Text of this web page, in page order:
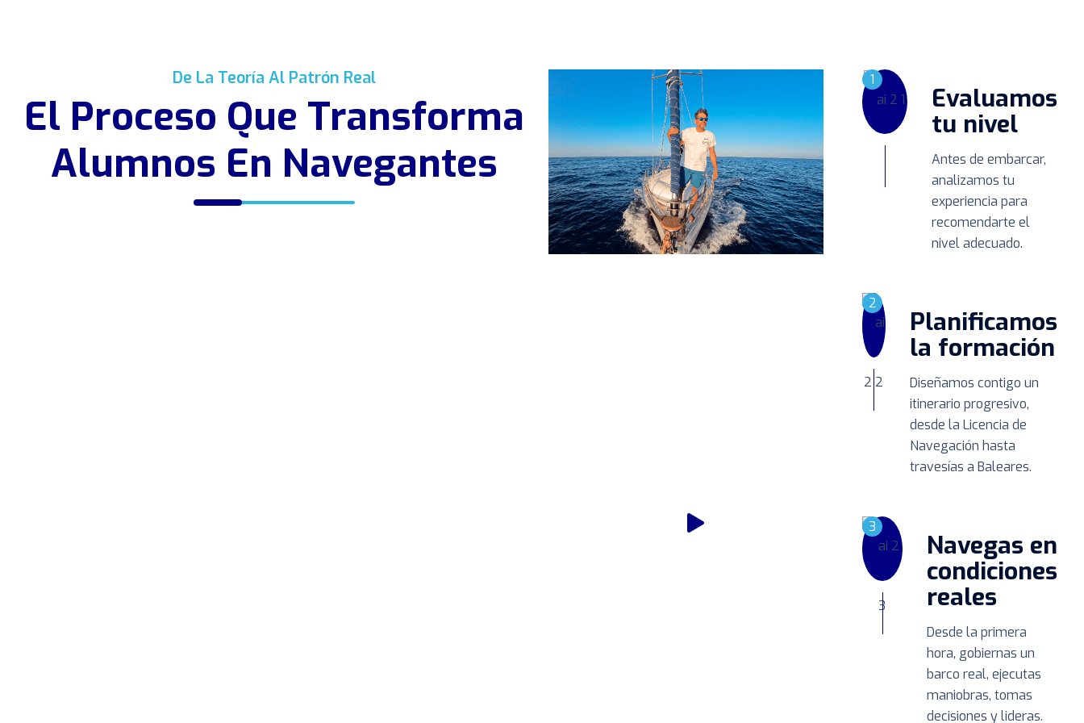
De La Teoría Al Patrón Real
El Proceso Que Transforma
Alumnos En Navegantes
1
Evaluamos
tu nivel
Antes de embarcar,
analizamos tu
experiencia para
recomendarte el
nivel adecuado.
2
Planificamos
la formación
Diseñamos contigo un
itinerario progresivo,
desde la Licencia de
Navegación hasta
travesías a Baleares.
3
Navegas en
condiciones
reales
Desde la primera
hora, gobiernas un
barco real, ejecutas
maniobras, tomas
decisiones y lideras.